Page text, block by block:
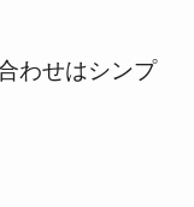
わせはシンプ